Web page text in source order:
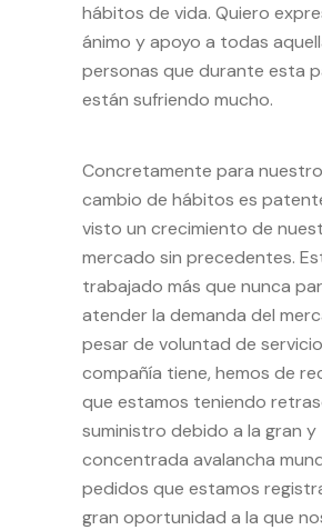
hábitos de vida. Quiero
ánimo y apoyo a todas
personas que durante esta
están sufriendo mucho.
Concretamente para
cambio de hábitos es
visto un crecimiento de
mercado sin precedentes.
trabajado más que nunca
atender la demanda del
pesar de voluntad de
compañía tiene, hemos de
que estamos teniendo
suministro debido a la gran y
concentrada avalancha
pedidos que estamos
gran oportunidad a la que